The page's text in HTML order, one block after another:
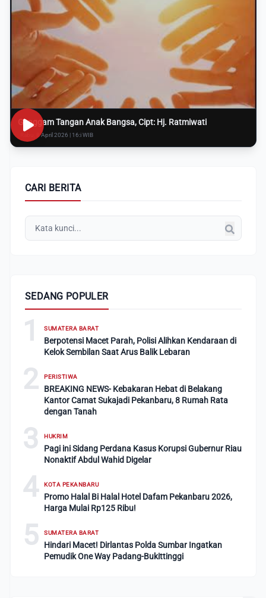
Genggam Tangan Anak Bangsa, Cipt: Hj. Ratmiwati
Rabu, 8 April 2026 | 16:i WIB
CARI BERITA
SEDANG POPULER
1 SUMATERA BARAT
Berpotensi Macet Parah, Polisi Alihkan Kendaraan di
Kelok Sembilan Saat Arus Balik Lebaran
2 PERISTIWA
BREAKING NEWS- Kebakaran Hebat di Belakang
Kantor Camat Sukajadi Pekanbaru, 8 Rumah Rata
dengan Tanah
3 HUKRIM
Pagi ini Sidang Perdana Kasus Korupsi Gubernur Riau
Nonaktif Abdul Wahid Digelar
4 KOTA PEKANBARU
Promo Halal Bi Halal Hotel Dafam Pekanbaru 2026,
Harga Mulai Rp125 Ribu!
5 SUMATERA BARAT
Hindari Macet! Dirlantas Polda Sumbar Ingatkan
Pemudik One Way Padang-Bukittinggi